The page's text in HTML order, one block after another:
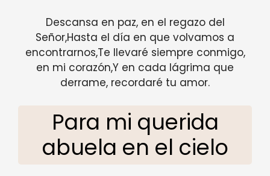
Descansa en paz, en el regazo del
Señor,Hasta el día en que volvamos a
encontrarnos,Te llevaré siempre conmigo,
en mi corazón,Y en cada lágrima que
derrame, recordaré tu amor.
Para mi querida
abuela en el cielo